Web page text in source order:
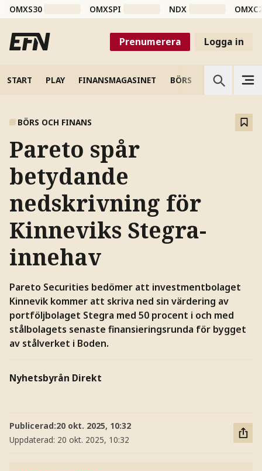
OMXS30 OMXSPI NDX
Prenumerera Logga in
START PLAY FINANSMAGASINET BÖRS VETENSKAP
BÖRS OCH FINANS
Pareto spår
betydande
nedskrivning för
Kinneviks Stegra-
innehav
Pareto Securities bedömer att investmentbolaget
Kinnevik kommer att skriva ned sin värdering av
portföljbolaget Stegra med 50 procent i och med
stålbolagets senaste finansieringsrunda för bygget
av stålverket i Boden.
Nyhetsbyrån Direkt
Publicerad:20 okt. 2025, 10:32
Uppdaterad: 20 okt. 2025, 10:32